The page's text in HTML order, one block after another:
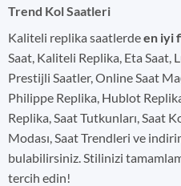
Trend Kol Saatleri
Kaliteli replika saatlerdeen iyi
Saat, Kaliteli Replika, Eta Saat,
Prestijli Saatler, Online Saat
Philippe Replika, Hublot
Replika, Saat Tutkunları, Saat
Modası, Saat Trendleri ve
bulabilirsiniz. Stilinizi
tercih edin!